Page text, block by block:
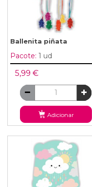
Ballenita piñata
Pacote: 1 ud
5,99 €
Adicionar